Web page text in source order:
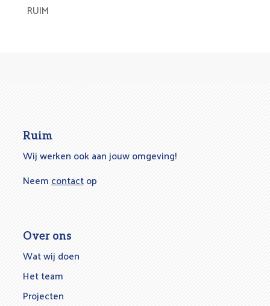
RUIM
Ruim
Wij werken ook aan jouw omgeving!
Neem contactop
Over ons
Wat wij doen
Het team
Projecten